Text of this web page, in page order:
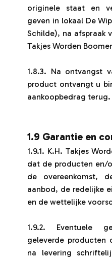
originele staat en
geven in lokaal De
Schilde), na afspraak
Takjes Worden
1.8.3. Na ontvangst
product ontvangt u
aankoopbedrag terug.
1.9 Garantie en
1.9.1. K.H. Takjes
dat de producten en/
de overeenkomst,
aanbod, de redelijke
en de wettelijke
1.9.2. Eventuele
geleverde producten
na levering